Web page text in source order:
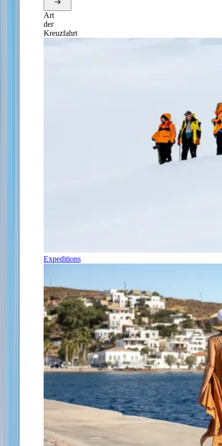
Art
der
Kreuzfahrt
Expeditions